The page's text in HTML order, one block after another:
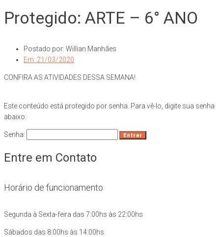
Protegido: ARTE – 6° ANO
Postado por: Willian Manhães
Em: 21/03/2020
CONFIRA AS ATIVIDADES DESSA SEMANA!
Este conteúdo está protegido por senha. Para vê-lo, digite sua senha
abaixo:
Senha:
Entre em Contato
Horário de funcionamento
Segunda à Sexta-feira das 7:00hs às 22:00hs
Sábados das 8:00hs às 14:00hs